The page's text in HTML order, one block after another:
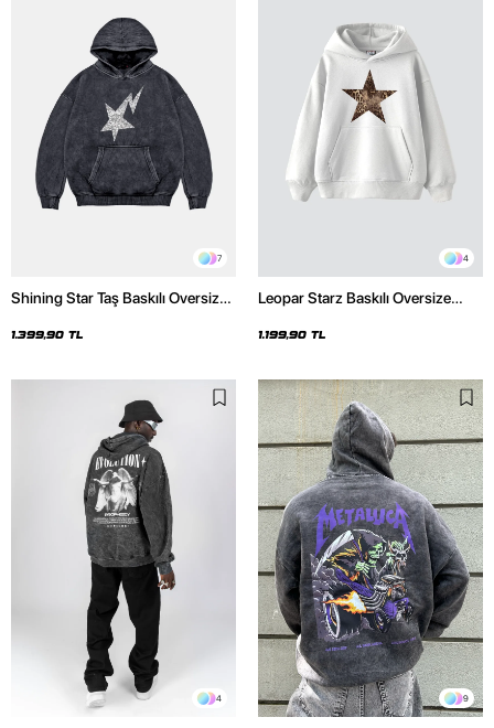
7
Shining Star Taş Baskılı Oversize
Hoodie
1.399,90 TL
4
Leopar Starz Baskılı Oversize
1.199,90 TL
4 9